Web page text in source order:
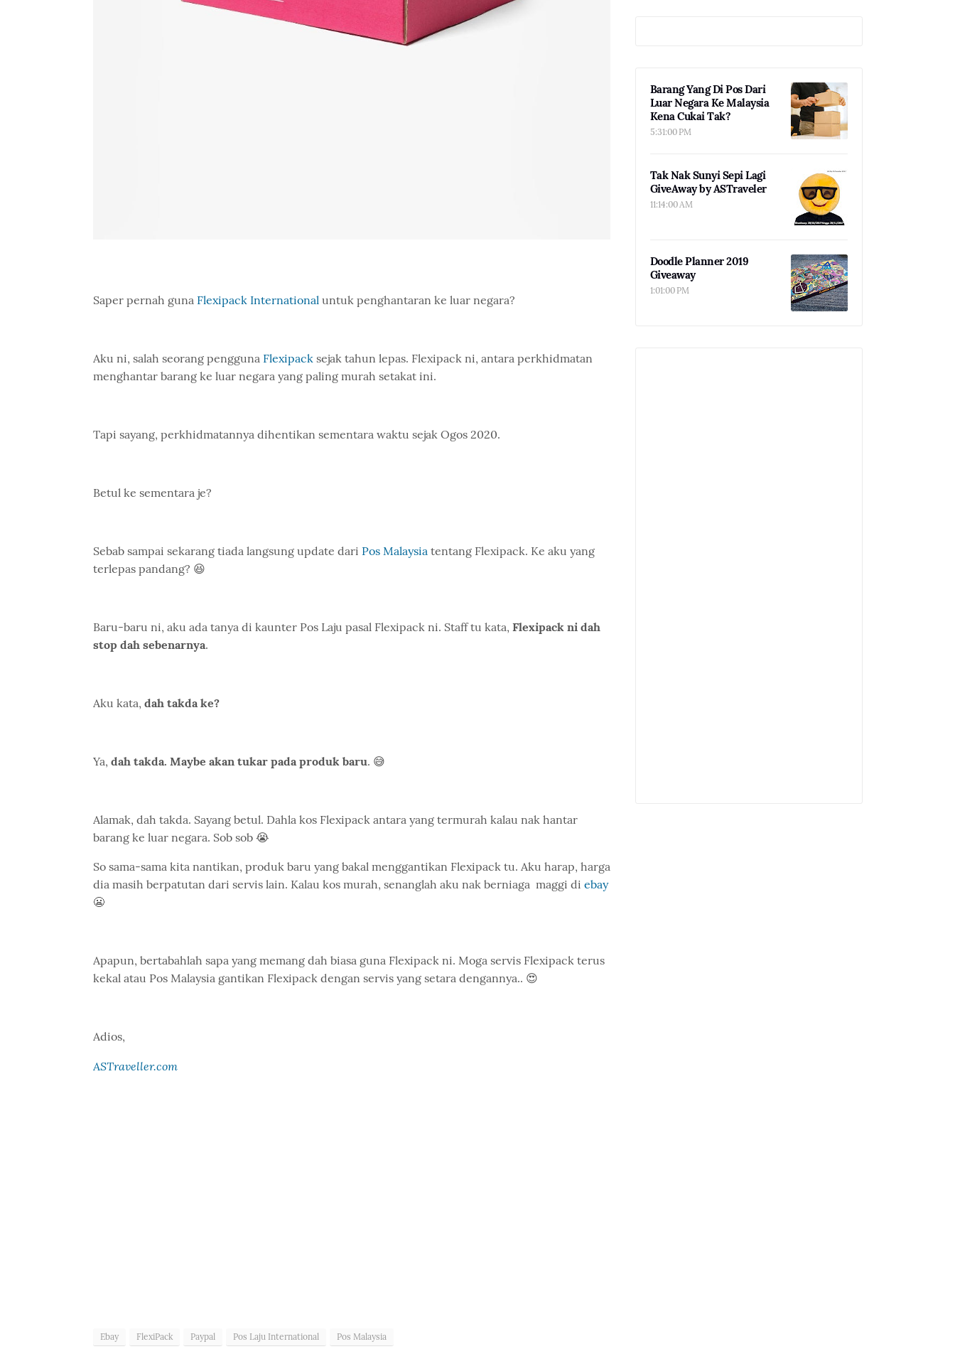
Saper pernah guna Flexipack Internationaluntuk penghantaran ke luar negara?
Aku ni, salah seorang pengguna Flexipacksejak tahun lepas. Flexipack ni, antara perkhidmatan
menghantar barang ke luar negara yang paling murah setakat ini.
Tapi sayang, perkhidmatannya dihentikan sementara waktu sejak Ogos 2020.
Betul ke sementara je?
Sebab sampai sekarang tiada langsung update dari Pos Malaysiatentang Flexipack. Ke aku yang
terlepas pandang? 😆
Baru-baru ni, aku ada tanya di kaunter Pos Laju pasal Flexipack ni. Staff tu kata, Flexipack ni dah
stop dah sebenarnya.
Aku kata, dah takda ke?
Ya, dah takda. Maybe akan tukar pada produk baru. 😅
Alamak, dah takda. Sayang betul. Dahla kos Flexipack antara yang termurah kalau nak hantar
barang ke luar negara. Sob sob 😭
So sama-sama kita nantikan, produk baru yang bakal menggantikan Flexipack tu. Aku harap, harga
dia masih berpatutan dari servis lain. Kalau kos murah, senanglah aku nak berniaga maggi di ebay
😬
Apapun, bertabahlah sapa yang memang dah biasa guna Flexipack ni. Moga servis Flexipack terus
kekal atau Pos Malaysia gantikan Flexipack dengan servis yang setara dengannya.. 😍
Adios,
ASTraveller.com
Ebay FlexiPack Paypal Pos Laju International Pos Malaysia
Barang Yang Di Pos Dari
Luar Negara Ke Malaysia
Kena Cukai Tak?
5:31:00 PM
Tak Nak Sunyi Sepi Lagi
GiveAway by ASTraveler
11:14:00 AM
Doodle Planner 2019
Giveaway
1:01:00 PM